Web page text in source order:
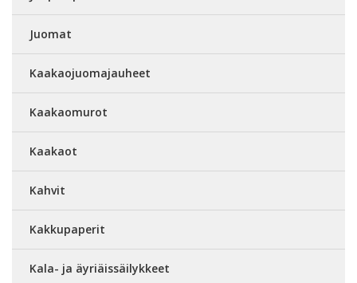
Juomat
Kaakaojuomajauheet
Kaakaomurot
Kaakaot
Kahvit
Kakkupaperit
Kala- ja äyriäissäilykkeet